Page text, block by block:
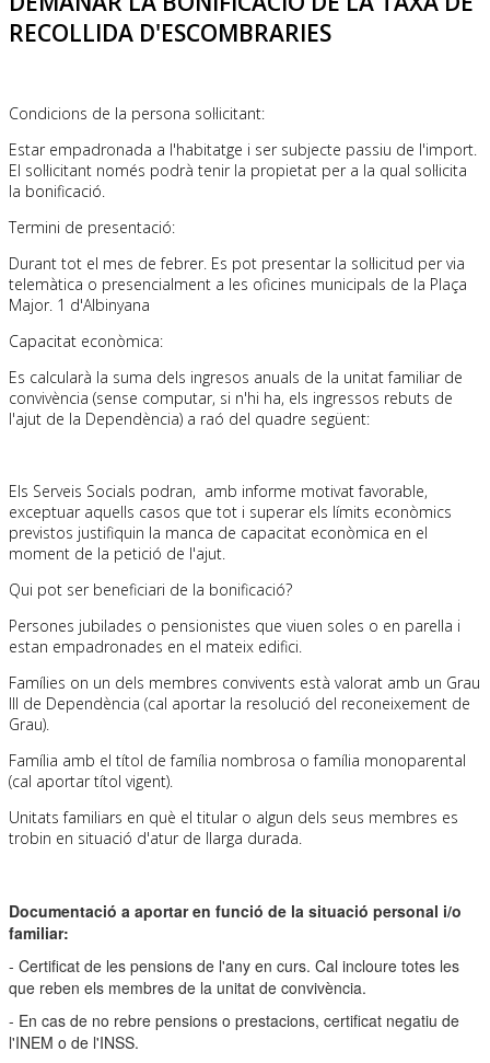
RECOLLIDA D'ESCOMBRARIES
Condicions de la persona sol·licitant:
Estar empadronada a l'habitatge i ser subjecte passiu de l'import.
El sol·licitant només podrà tenir la propietat per a la qual sol·licita
la bonificació.
Termini de presentació:
Durant tot el mes de febrer. Es pot presentar la sol·licitud per via
telemàtica o presencialment a les oficines municipals de la Plaça
Major. 1 d'Albinyana
Capacitat econòmica:
Es calcularà la suma dels ingresos anuals de la unitat familiar de
convivència (sense computar, si n'hi ha, els ingressos rebuts de
l'ajut de la Dependència) a raó del quadre següent:
Els Serveis Socials podran, amb informe motivat favorable,
exceptuar aquells casos que tot i superar els límits econòmics
previstos justifiquin la manca de capacitat econòmica en el
moment de la petició de l'ajut.
Qui pot ser beneficiari de la bonificació?
Persones jubilades o pensionistes que viuen soles o en parella i
estan empadronades en el mateix edifici.
Famílies on un dels membres convivents està valorat amb un Grau
III de Dependència (cal aportar la resolució del reconeixement de
Grau).
Família amb el títol de família nombrosa o família monoparental
(cal aportar títol vigent).
Unitats familiars en què el titular o algun dels seus membres es
trobin en situació d'atur de llarga durada.
Documentació a aportar en funció de la situació personal i/o
familiar:
- Certificat de les pensions de l'any en curs. Cal incloure totes les
que reben els membres de la unitat de convivència.
- En cas de no rebre pensions o prestacions, certificat negatiu de
l'INEM o de l'INSS.